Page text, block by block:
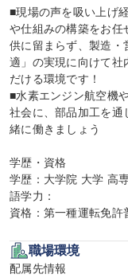
■現場の声を吸い上げ
や仕組みの構築をお任
供に留まらず、製造・
適」の実現に向けて社
だける環境です！
■水素エンジン航空機
社会に、部品加工を通
緒に働きましょう
学歴・資格
学歴：大学院 大学 高
語学力：
資格：第一種運転免
職場環境
配属先情報